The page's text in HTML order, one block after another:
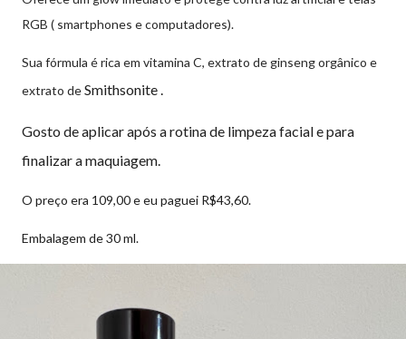
RGB ( smartphones e computadores).
Sua fórmula é rica em vitamina C, extrato de ginseng orgânico e
extrato deSmithsonite .
Gosto de aplicar após a rotina de limpeza facial e para
finalizar a maquiagem.
O preço era 109,00 e eu paguei R$43,60.
Embalagem de 30 ml.